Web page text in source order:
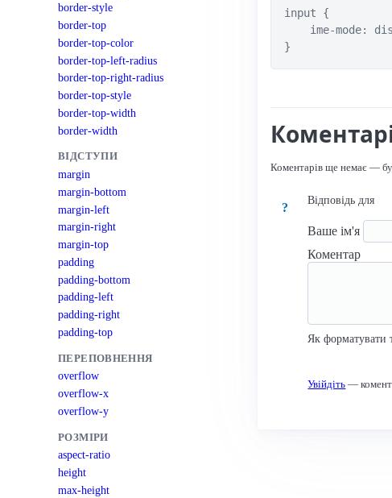
border-style
border-top
border-top-color
border-top-left-radius
border-top-right-radius
border-top-style
border-top-width
border-width
ВІДСТУПИ
margin
margin-bottom
margin-left
margin-right
margin-top
padding
padding-bottom
padding-left
padding-right
padding-top
ПЕРЕПОВНЕННЯ
overflow
overflow-x
overflow-y
РОЗМІРИ
aspect-ratio
height
max-height
input {
ime-mode:
}
Коментарів ще немає —
?
Відповідь для
Ваше ім'я
Коментар
Як форматувати
Увійдіть —